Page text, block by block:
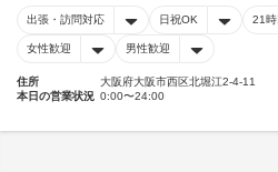
出張・訪問対応 日祝OK 21
女性歓迎 男性歓迎
住所
大阪府大阪市西区北堀江2-4-11
本日の営業状況 0:00〜24:00